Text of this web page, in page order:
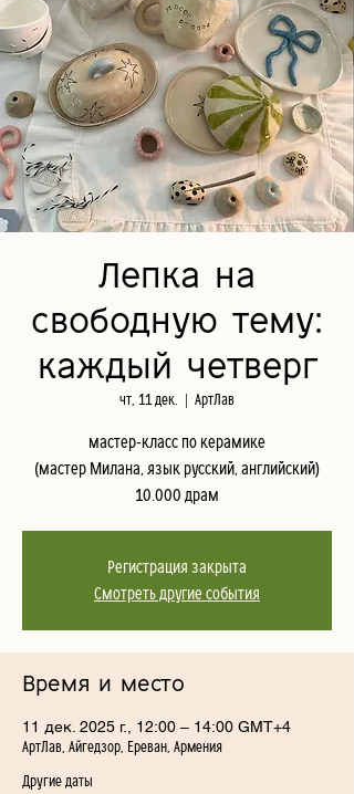
Лепка на
свободную тему:
каждый четверг
чт, 11 дек. АртЛав
мастер-класс по керамике
(мастер Милана, язык русский, английский)
10.000 драм
Регистрация закрыта
Смотреть другие события
Время и место
11 дек. 2025 г., 12:00 – 14:00 GMT+4
АртЛав, Айгедзор, Ереван, Армения
Другие даты